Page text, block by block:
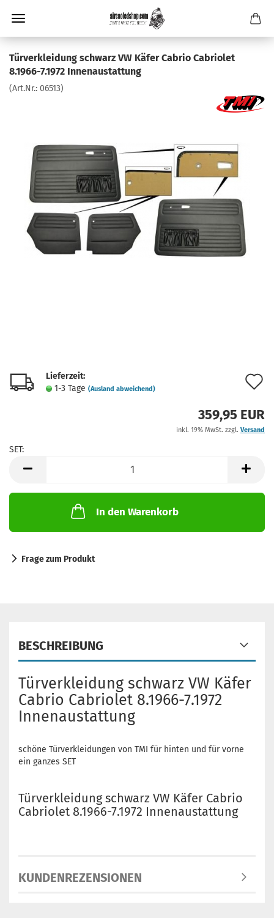
Türverkleidung schwarz VW Käfer Cabrio Cabriolet
8.1966-7.1972 Innenaustattung
(Art.Nr.: 06513)
Lieferzeit:
1-3 Tage (Ausland abweichend)
359,95 EUR
inkl. 19% MwSt. zzgl. Versand
SET:
In den Warenkorb
Frage zum Produkt
BESCHREIBUNG
Türverkleidung schwarz VW Käfer
Cabrio Cabriolet 8.1966-7.1972
Innenaustattung
schöne Türverkleidungen von TMI für hinten und für vorne
ein ganzes SET
Türverkleidung schwarz VW Käfer Cabrio
Cabriolet 8.1966-7.1972 Innenaustattung
KUNDENREZENSIONEN